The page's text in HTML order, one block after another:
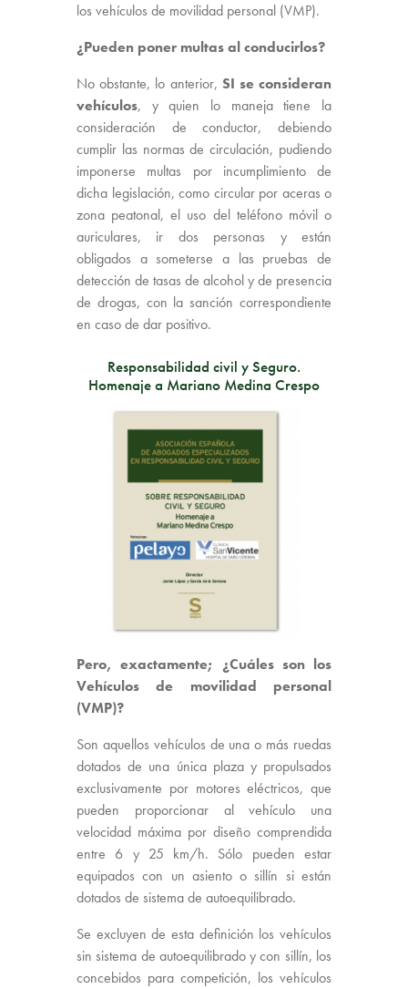
los vehículos de movilidad personal (VMP).
¿Pueden poner multas al conducirlos?
No obstante, lo anterior, SI se consideran
vehículos, y quien lo maneja tiene la
consideración de conductor, debiendo
cumplir las normas de circulación, pudiendo
imponerse multas por incumplimiento de
dicha legislación, como circular por aceras o
zona peatonal, el uso del teléfono móvil o
auriculares, ir dos personas y están
obligados a someterse a las pruebas de
detección de tasas de alcohol y de presencia
de drogas, con la sanción correspondiente
en caso de dar positivo.
Responsabilidad civil y Seguro.
Homenaje a Mariano Medina Crespo
Pero, exactamente; ¿Cuáles son los
Vehículos de movilidad personal
(VMP)?
Son aquellos vehículos de una o más ruedas
dotados de una única plaza y propulsados
exclusivamente por motores eléctricos, que
pueden proporcionar al vehículo una
velocidad máxima por diseño comprendida
entre 6 y 25 km/h. Sólo pueden estar
equipados con un asiento o sillín si están
dotados de sistema de autoequilibrado.
Se excluyen de esta definición los vehículos
sin sistema de autoequilibrado y con sillín, los
concebidos para competición, los vehículos